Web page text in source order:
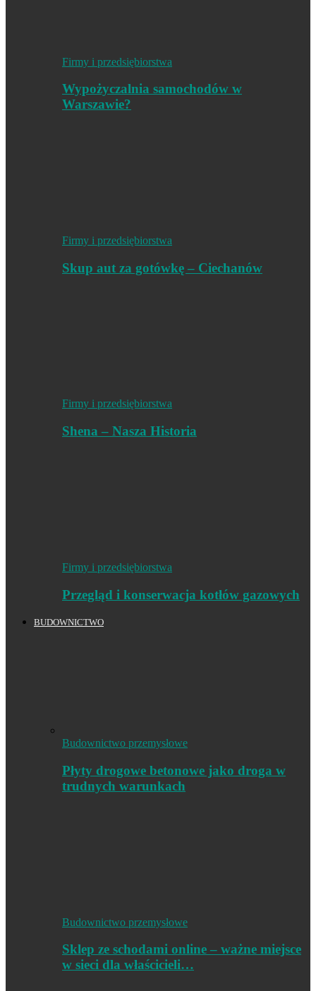
Firmy i przedsiębiorstwa
Wypożyczalnia samochodów w
Warszawie?
Firmy i przedsiębiorstwa
Skup aut za gotówkę – Ciechanów
Firmy i przedsiębiorstwa
Shena – Nasza Historia
Firmy i przedsiębiorstwa
Przegląd i konserwacja kotłów gazowych
BUDOWNICTWO
Budownictwo przemysłowe
Płyty drogowe betonowe jako droga w
trudnych warunkach
Budownictwo przemysłowe
Sklep ze schodami online – ważne miejsce
w sieci dla właścicieli…